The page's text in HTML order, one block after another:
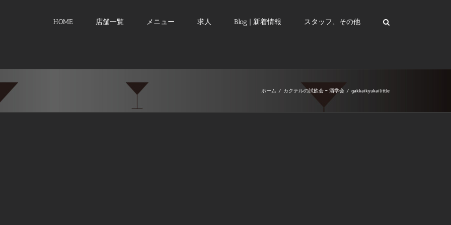
HOME 店舗一覧 メニュー 求人 Blog | 新着情報 スタッフ、その他
ホーム / カクテルの試飲会 – 酒学会 / gakkaikyukailittle